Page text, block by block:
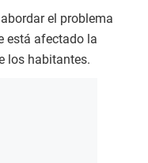
el problema
está afectado la
los habitantes.